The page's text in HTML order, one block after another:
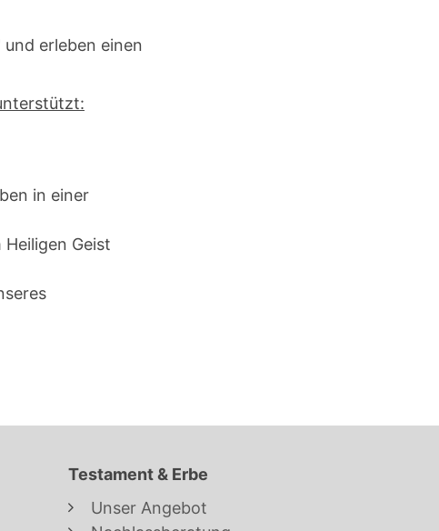
erleben einen
in einer
Geist
Testament & Erbe
Unser Angebot